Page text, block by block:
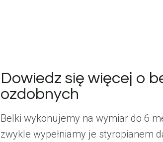
Dowiedz się więcej o
ozdobnych
Belki wykonujemy na wymiar do 6
zwykle wypełniamy je styropianem